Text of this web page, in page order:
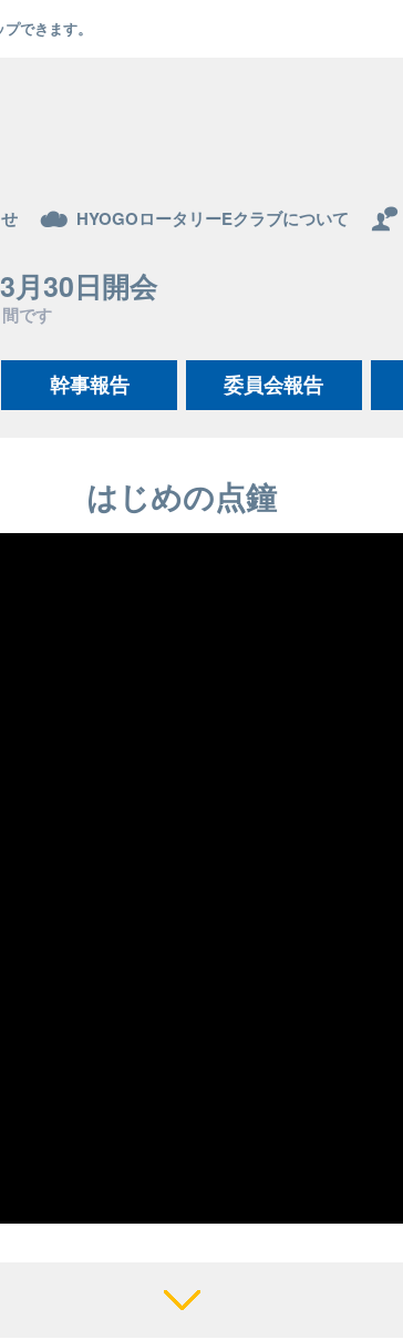
できます。
HYOGOロータリーEクラブについて
月30日開会
です
幹事報告 委員会報告
はじめの点鐘